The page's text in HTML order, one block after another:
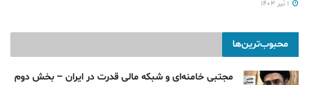
محبوب‌ترین‌ها
مجتبی خامنه‌ای و شبکه مالی قدرت در ایران – بخش دوم